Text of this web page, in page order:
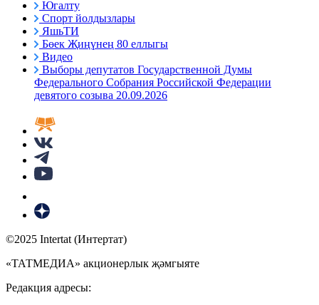
Югалту
Спорт йолдызлары
ЯшьТИ
Бөек Җиңүнең 80 еллыгы
Видео
Выборы депутатов Государственной Думы
Федерального Собрания Российской Федерации
девятого созыва 20.09.2026
©2025 Intertat (Интертат)
«ТАТМЕДИА» акционерлык җәмгыяте
Редакция адресы: